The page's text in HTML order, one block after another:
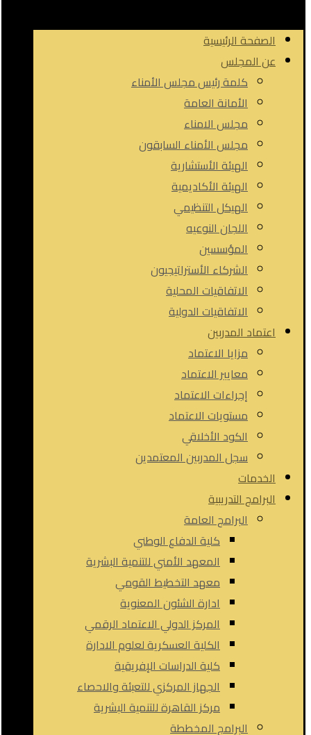
الصفحة الرئيسية
عن المجلس
كلمة رئيس مجلس الأمناء
الأمانة العامة
مجلس الامناء
مجلس الأمناء السابقون
الهيئة الأستشارية
الهيئة الأكاديمية
الهيكل التنظيمي
اللجان النوعيه
المؤسسين
الشركاء الأستراتيجيون
الاتفاقيات المحلية
الاتفاقيات الدولية
اعتماد المدربين
مزايا الاعتماد
معايير الاعتماد
إجراءات الاعتماد
مستويات الاعتماد
الكود الأخلاقي
سجل المدربين المعتمدين
الخدمات
البرامج التدريبية
البرامج العامة
كلية الدفاع الوطني
المعهد الأمني للتنمية البشرية
معهد التخطيط القومي
ادارة الشئون المعنوية
المركز الدولي الاعتماد الرقمي
الكلية العسكرية لعلوم الادارة
كلية الدراسات الإفريقية
الجهاز المركزي للتعبئة والاحصاء
مركز القاهرة للتنمية البشرية
البرامج المخططة